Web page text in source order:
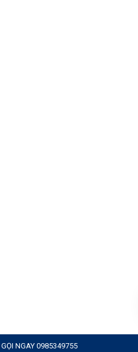
GỌI NGAY 0985349755